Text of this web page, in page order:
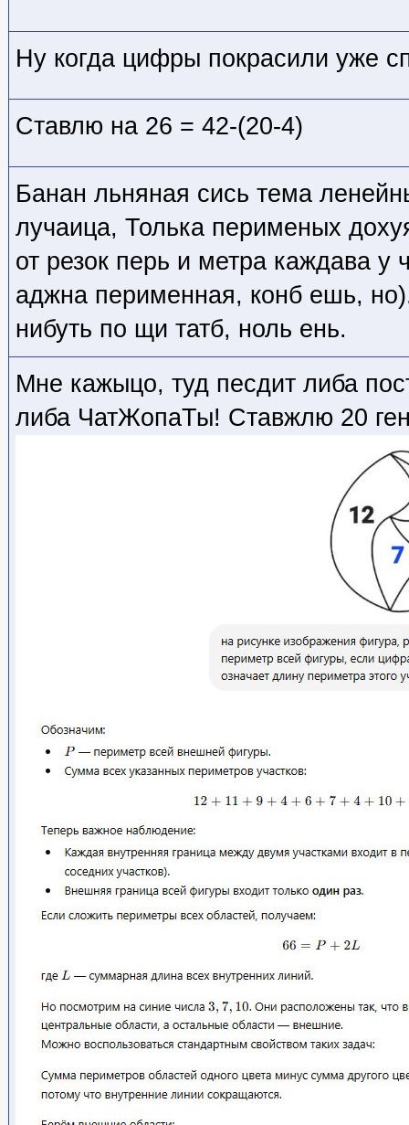
Ну когда цифры покрасили уже
Ставлю на 26 = 42-(20-4)
Банан льняная сись тема
лучаица, Толька перименых
от резок перь и метра каждава у
аджна перименная, конб ешь,
нибуть по щи татб, ноль ень.
Мне кажыцо, туд песдит либа
либа ЧатЖопаТы! Ставжлю 20